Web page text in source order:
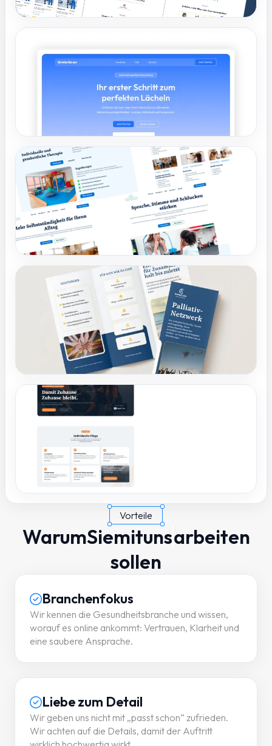
Vorteile
WarumSiemitunsarbeiten
sollen
Branchenfokus
Wir kennen die Gesundheitsbranche und wissen,
worauf es online ankommt: Vertrauen, Klarheit und
eine saubere Ansprache.
Liebe zum Detail
Wir geben uns nicht mit „passt schon“ zufrieden.
Wir achten auf die Details, damit der Auftritt